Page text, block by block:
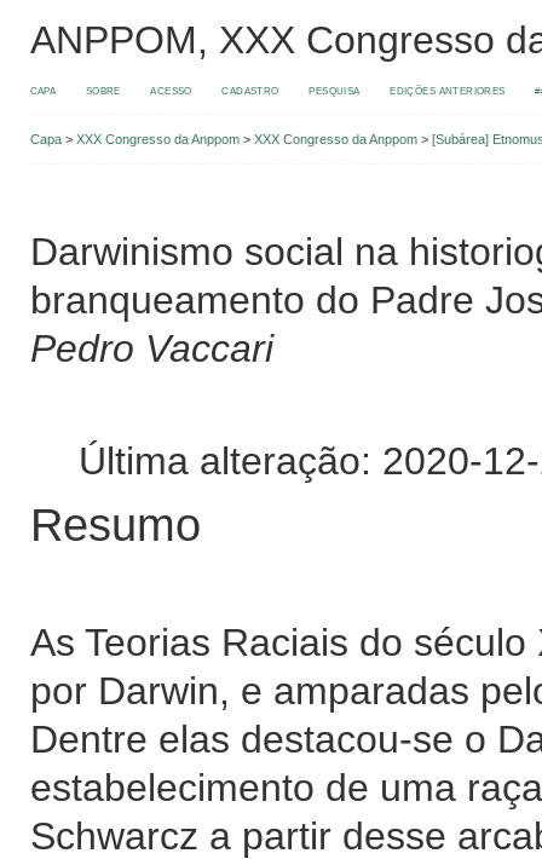
ANPPOM, XXX Congresso
CAPA SOBRE ACESSO CADASTRO PESQUISA EDIÇÕES ANTERIORES
Capa> XXX Congresso da Anppom> XXX Congresso da Anppom> [Subárea]
Darwinismo social na
branqueamento do Padre
Pedro Vaccari
Última alteração: 2020-
Resumo
As Teorias Raciais do
por Darwin, e amparadas
Dentre elas destacou-se o
estabelecimento de uma
Schwarcz a partir desse